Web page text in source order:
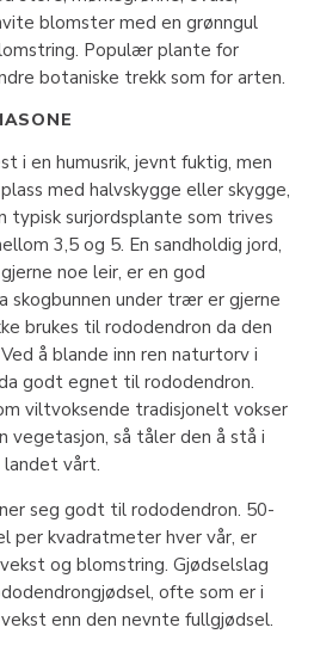
blomster med en grønngul
Populær plante for
botaniske trekk som for arten.
i en humusrik, jevnt fuktig, men
med halvskygge eller skygge,
typisk surjordsplante som trives
3,5 og 5. En sandholdig jord,
noe leir, er en god
skogbunnen under trær er gjerne
brukes til rododendron da den
å blande inn ren naturtorv i
godt egnet til rododendron.
viltvoksende tradisjonelt vokser
vegetasjon, så tåler den å stå i
vårt.
seg godt til rododendron. 50-
per kvadratmeter hver vår, er
og blomstring. Gjødselslag
ofte som er i
enn den nevnte fullgjødsel.